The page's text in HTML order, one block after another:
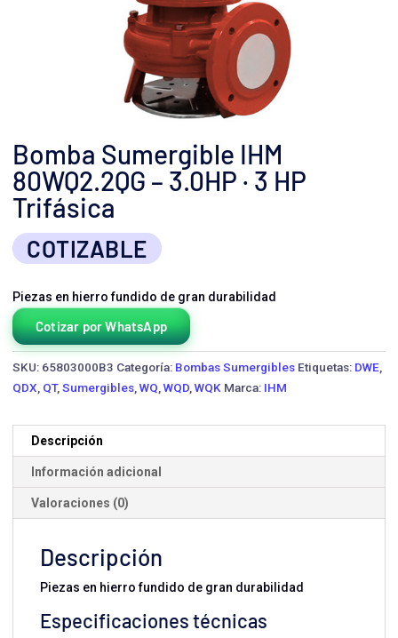
Bomba Sumergible IHM
80WQ2.2QG – 3.0HP · 3 HP
Trifásica
COTIZABLE
Piezas en hierro fundido de gran durabilidad
Cotizar por WhatsApp
SKU: 65803000B3 Categoría: Bombas Sumergibles Etiquetas: DWE
QDX QT, Sumergibles WQ WQD WQK Marca: IHM
Descripción
Información adicional
Valoraciones (0)
Descripción
Piezas en hierro fundido de gran durabilidad
Especificaciones técnicas